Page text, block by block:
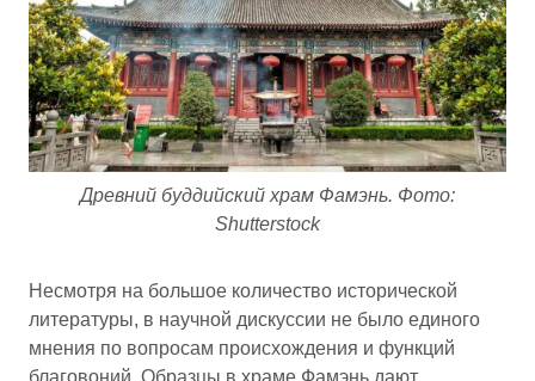
Древний буддийский храм Фамэнь. Фото:
Shutterstock
Несмотря на большое количество исторической
литературы, в научной дискуссии не было единого
мнения по вопросам происхождения и функций